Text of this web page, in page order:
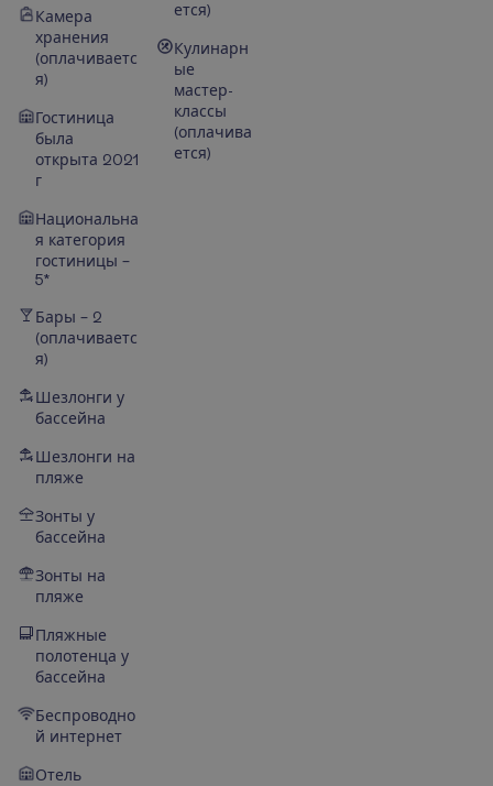
Камера
хранения
(оплачиваетс
я)
Гостиница
была
открыта 2021
г
Национальна
я категория
гостиницы –
5*
Бары – 2
(оплачиваетс
я)
Шезлонги у
бассейна
Шезлонги на
пляже
Зонты у
бассейна
Зонты на
пляже
Пляжные
полотенца у
бассейна
Беспроводно
й интернет
Отель
ется)
Кулинарн
ые
мастер-
классы
(оплачива
ется)